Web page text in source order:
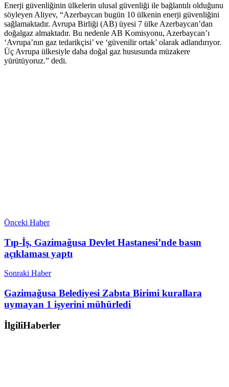
Enerji güvenliğinin ülkelerin ulusal güvenliği ile bağlantılı olduğunu
söyleyen Aliyev, “Azerbaycan bugün 10 ülkenin enerji güvenliğini
sağlamaktadır. Avrupa Birliği (AB) üyesi 7 ülke Azerbaycan’dan
doğalgaz almaktadır. Bu nedenle AB Komisyonu, Azerbaycan’ı
‘Avrupa’nın gaz tedarikçisi’ ve ‘güvenilir ortak’ olarak adlandırıyor.
Üç Avrupa ülkesiyle daha doğal gaz hususunda müzakere
yürütüyoruz.” dedi.
Önceki Haber
Tıp-İş, Gazimağusa Devlet Hastanesi’nde basın
açıklaması yaptı
Sonraki Haber
Gazimağusa Belediyesi Zabıta Birimi kurallara
uymayan 1 işyerini mühürledi
İlgiliHaberler